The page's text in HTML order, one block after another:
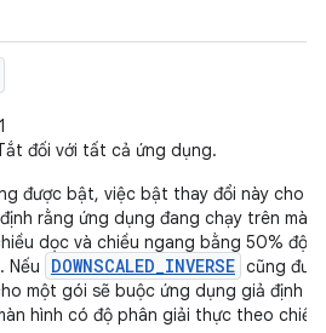
đối với tất cả ứng dụng.
được bật, việc bật thay đổi này cho
rằng ứng dụng đang chạy trên màn
dọc và chiều ngang bằng 50% độ
Nếu
DOWNSCALED_INVERSE cũng
một gói sẽ buộc ứng dụng giả định
hình có độ phân giải thực theo chiều